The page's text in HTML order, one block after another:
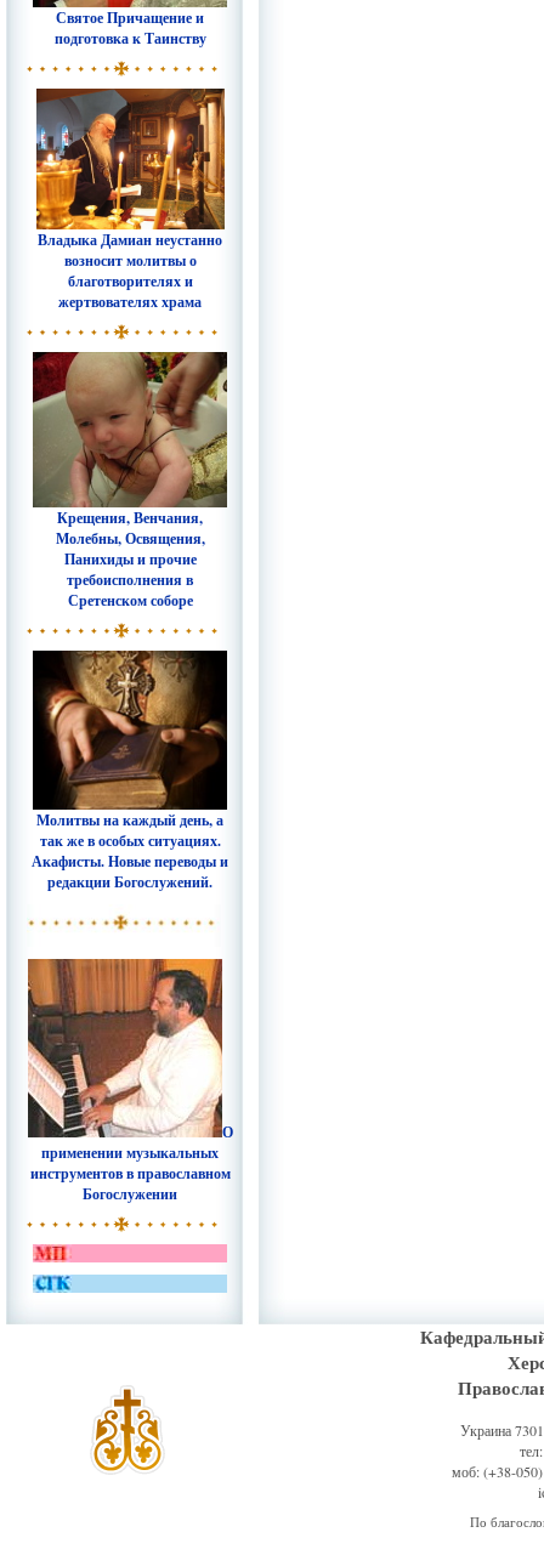
Святое Причащение и
подготовка к Таинству
Владыка Дамиан неустанно
возносит молитвы о
благотворителях и
жертвователях храма
Крещения, Венчания,
Молебны, Освящения,
Панихиды и прочие
требоисполнения в
Сретенском соборе
Молитвы на каждый день, а
так же в особых ситуациях.
Акафисты. Новые переводы и
редакции Богослужений.
О
применении музыкальных
инструментов в православном
Богослужении
Украина
моб: (+38-
По